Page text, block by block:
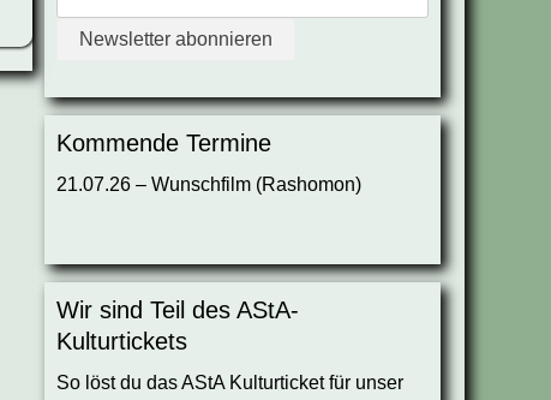
Kommende Termine
21.07.26 – Wunschfilm (Rashomon)
Wir sind Teil des AStA-
Kulturtickets
So löst du das AStA Kulturticket für unser